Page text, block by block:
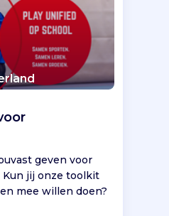
geven voor
Kun jij onze toolkit
mee willen doen?